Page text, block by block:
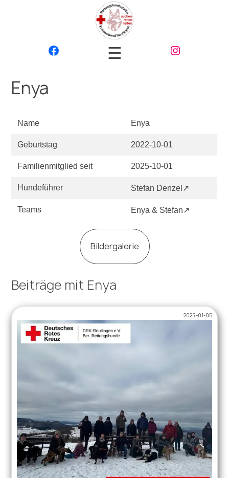
☰
Enya
Name Enya
Geburtstag 2022-10-01
Familienmitglied seit 2025-10-01
Hundeführer Stefan Denzel↗
Teams Enya & Stefan↗
Bildergalerie
Beiträge mit Enya
2026-01-05